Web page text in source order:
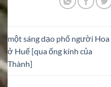
một sáng dạo phố người Hoa
ở Huế [qua ống kính của
Thành]